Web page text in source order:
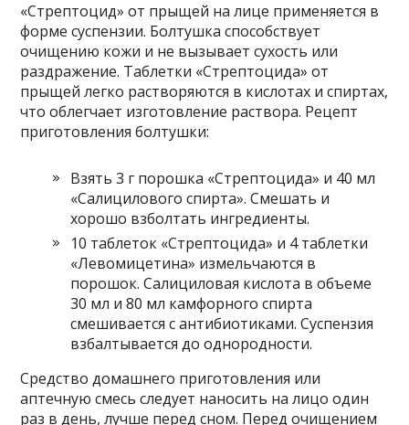
«Стрептоцид» от прыщей на лице применяется в
форме суспензии. Болтушка способствует
очищению кожи и не вызывает сухость или
раздражение. Таблетки «Стрептоцида» от
прыщей легко растворяются в кислотах и спиртах,
что облегчает изготовление раствора. Рецепт
приготовления болтушки:
Взять 3 г порошка «Стрептоцида» и 40 мл
«Салицилового спирта». Смешать и
хорошо взболтать ингредиенты.
10 таблеток «Стрептоцида» и 4 таблетки
«Левомицетина» измельчаются в
порошок. Салициловая кислота в объеме
30 мл и 80 мл камфорного спирта
смешивается с антибиотиками. Суспензия
взбалтывается до однородности.
Средство домашнего приготовления или
аптечную смесь следует наносить на лицо один
раз в день, лучше перед сном. Перед очищением